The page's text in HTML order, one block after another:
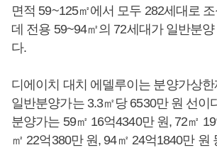
면적 59~125㎡에서 모두 282세대로
데 전용 59~94㎡의 72세대가 일반분
다.
디에이치 대치 에델루이는 분양가상
일반분양가는 3.3㎡당 6530만 원 선이
분양가는 59㎡ 16억4340만 원, 72㎡
㎡ 22억380만 원, 94㎡ 24억1840만 원